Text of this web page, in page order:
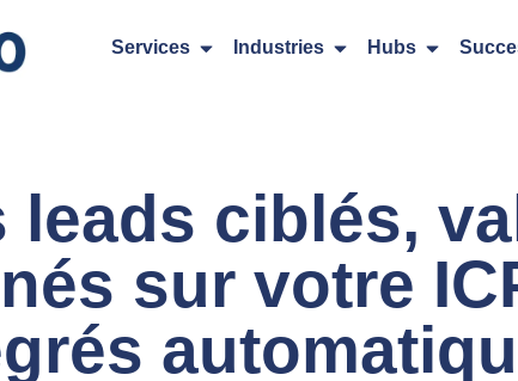
Services Industries Hubs
leads ciblés,
sur votre